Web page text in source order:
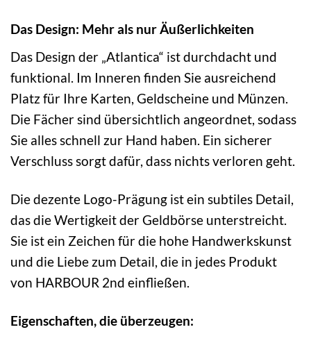
Das Design: Mehr als nur Äußerlichkeiten
Das Design der „Atlantica“ ist durchdacht und
funktional. Im Inneren finden Sie ausreichend
Platz für Ihre Karten, Geldscheine und Münzen.
Die Fächer sind übersichtlich angeordnet, sodass
Sie alles schnell zur Hand haben. Ein sicherer
Verschluss sorgt dafür, dass nichts verloren geht.
Die dezente Logo-Prägung ist ein subtiles Detail,
das die Wertigkeit der Geldbörse unterstreicht.
Sie ist ein Zeichen für die hohe Handwerkskunst
und die Liebe zum Detail, die in jedes Produkt
von HARBOUR 2nd einfließen.
Eigenschaften, die überzeugen: